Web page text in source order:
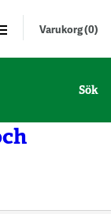
Varukorg (0)
Sök